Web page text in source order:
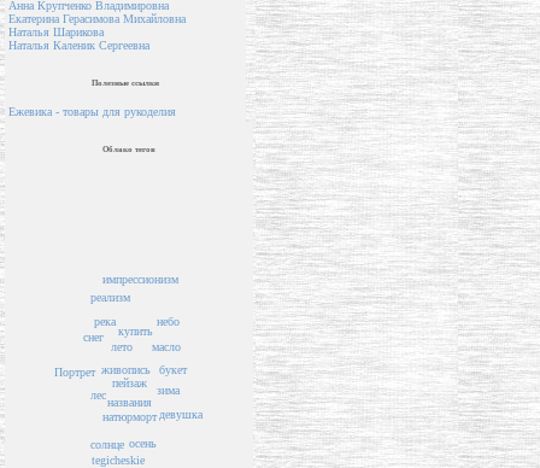
Анна Крупченко Владимировна
Екатерина Герасимова Михайловна
Наталья Шарикова
Наталья Каленик Сергеевна
Полезные ссылки
Ежевика - товары для рукоделия
Облако тегов
пейзаж
названия
живопись
лето
натюрморт
купить
солнце
лес зима
осень
букет
масло
река
снег
tegicheskie
реализм
небо
импрессионизм
Портрет
девушка